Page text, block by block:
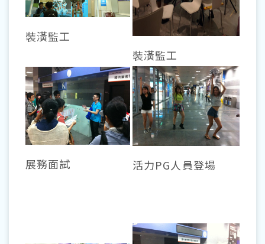
裝潢監工
裝潢監工
展務面試 活力PG人員登場